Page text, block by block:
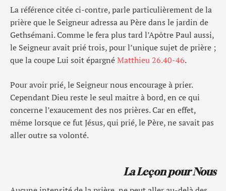
La référence citée ci-contre, parle particulièrement de la
prière que le Seigneur adressa au Père dans le jardin de
Gethsémani. Comme le fera plus tard l’Apôtre Paul aussi,
le Seigneur avait prié trois, pour l’unique sujet de prière ;
que la coupe Lui soit épargnéMatthieu 26.40-46.
Pour avoir prié, le Seigneur nous encourage à prier.
Cependant Dieu reste le seul maitre à bord, en ce qui
concerne l’exaucement des nos prières. Car en effet,
même lorsque ce fut Jésus, qui prié, le Père, ne savait pas
aller outre sa volonté.
La Leçon pour Nous